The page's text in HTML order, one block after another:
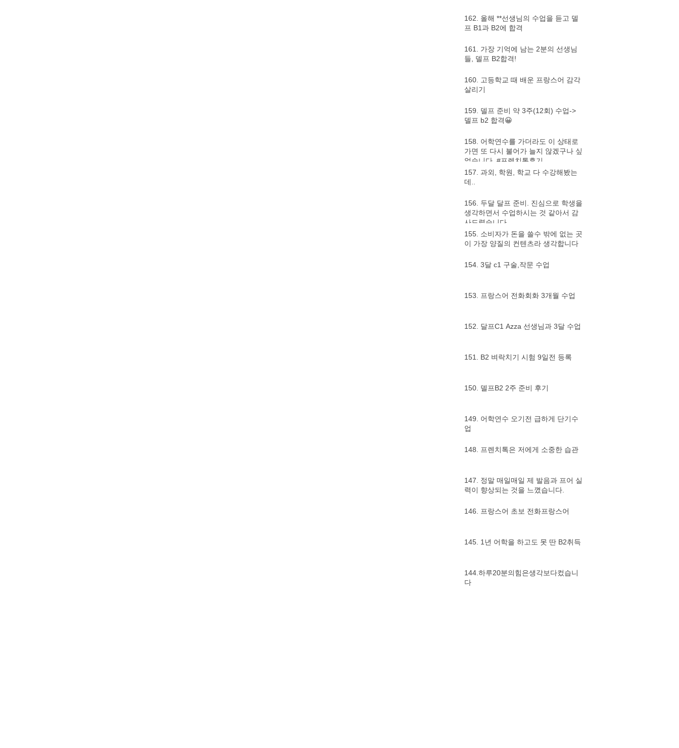
162. 올해 **선생님의 수업을 듣고 델
프 B1과 B2에 합격
161. 가장 기억에 남는 2분의 선생님
들, 델프 B2합격!
160. 고등학교 때 배운 프랑스어 감각
살리기
159. 델프 준비 약 3주(12회) 수업->
델프 b2 합격😀
158. 어학연수를 가더라도 이 상태로
가면 또 다시 불어가 늘지 않겠구나 싶
었습니다. #프렌치톡후기
157. 과외, 학원, 학교 다 수강해봤는
데..
156. 두달 달프 준비. 진심으로 학생을
생각하면서 수업하시는 것 같아서 감
사드렸습니다.
155. 소비자가 돈을 쓸수 밖에 없는 곳
이 가장 양질의 컨텐츠라 생각합니다
154. 3달 c1 구술,작문 수업
153. 프랑스어 전화회화 3개월 수업
152. 달프C1 Azza 선생님과 3달 수업
151. B2 벼락치기 시험 9일전 등록
150. 델프B2 2주 준비 후기
149. 어학연수 오기전 급하게 단기수
업
148. 프렌치톡은 저에게 소중한 습관
147. 정말 매일매일 제 발음과 프어 실
력이 향상되는 것을 느꼈습니다.
146. 프랑스어 초보 전화프랑스어
145. 1년 어학을 하고도 못 딴 B2취득
144.하루20분의힘은생각보다컸습니
다